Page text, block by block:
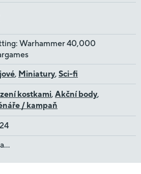
Warhammer 40,000
, Miniatury, Sci-fi
kostkami, Akční body,
/ kampaň